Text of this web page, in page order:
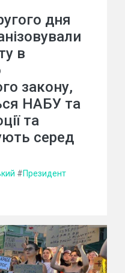
дня
в
закону,
НАБУ та
та
серед
#Президент